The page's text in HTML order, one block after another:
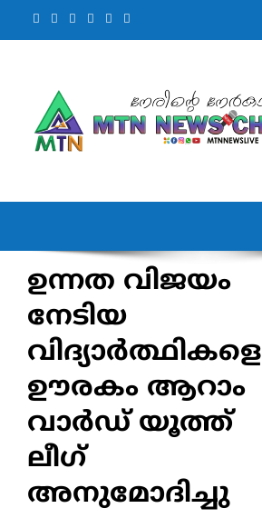
ഉന്നത വിജയം
നേടിയ
വിദ്യാർത്ഥികളെ
ഊരകം ആറാം
വാർഡ് യൂത്ത്
ലീഗ്
അനുമോദിച്ചു